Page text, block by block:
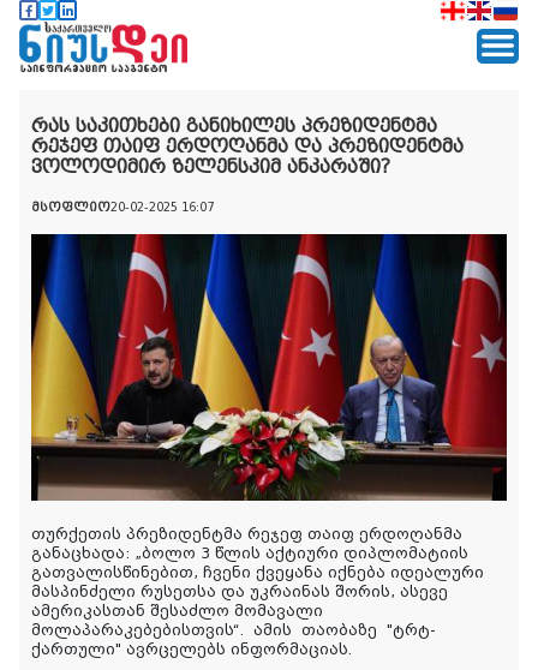
რას საკითხები განიხილეს პრეზიდენტმა
რეჯეფ თაიფ ერდოღანმა და პრეზიდენტმა
ვოლოდიმირ ზელენსკიმ ანკარაში?
მსოფლიო20-02-2025 16:07
თურქეთის პრეზიდენტმა რეჯეფ თაიფ ერდოღანმა
განაცხადა: „ბოლო 3 წლის აქტიური დიპლომატიის
გათვალისწინებით, ჩვენი ქვეყანა იქნება იდეალური
მასპინძელი რუსეთსა და უკრაინას შორის, ასევე
ამერიკასთან შესაძლო მომავალი
მოლაპარაკებებისთვის“. ამის თაობაზე "ტრტ-
ქართული" ავრცელებს ინფორმაციას.